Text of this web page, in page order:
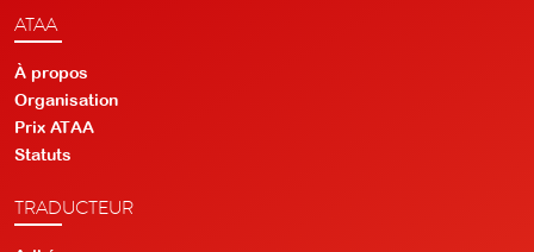
ATAA
À propos
Organisation
Prix ATAA
Statuts
TRADUCTEUR